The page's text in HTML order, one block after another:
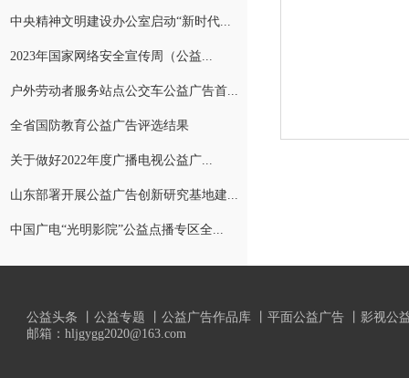
中央精神文明建设办公室启动“新时代...
2023年国家网络安全宣传周（公益...
户外劳动者服务站点公交车公益广告首...
全省国防教育公益广告评选结果
关于做好2022年度广播电视公益广...
山东部署开展公益广告创新研究基地建...
中国广电“光明影院”公益点播专区全...
公益头条 公益专题 公益广告作品库 平面公益广告
影视公
邮箱：hljgygg2020@163.com